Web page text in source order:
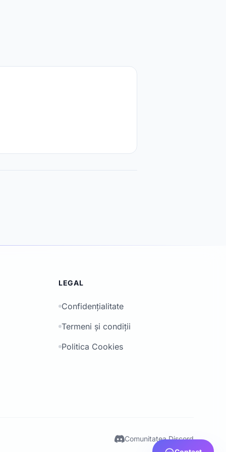
LEGAL
Confidențialitate
Termeni și condiții
Politica Cookies
Comunitatea Discord